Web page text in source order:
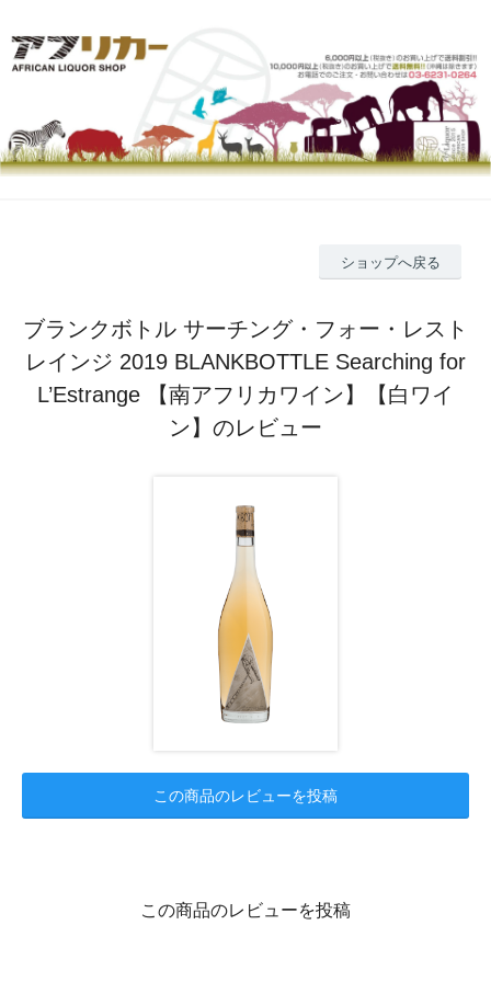
ショップへ戻る
ブランクボトル サーチング・フォー・レスト
レインジ 2019 BLANKBOTTLE Searching for
L’Estrange 【南アフリカワイン】【白ワイ
ン】のレビュー
この商品のレビューを投稿
この商品のレビューを投稿